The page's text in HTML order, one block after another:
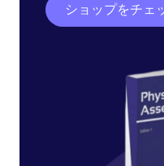
ショップをチェ